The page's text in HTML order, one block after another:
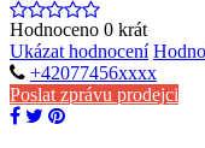
Hodnoceno 0 krát
Ukázat hodnocení
+42077456xxxx
Poslat zprávu prodejci